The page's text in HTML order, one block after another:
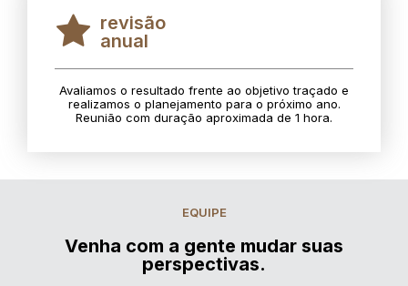
revisão
anual
Avaliamos o resultado frente ao objetivo traçado e
realizamos o planejamento para o próximo ano.
Reunião com duração aproximada de 1 hora.
EQUIPE
Venha com a gente mudar suas
perspectivas.